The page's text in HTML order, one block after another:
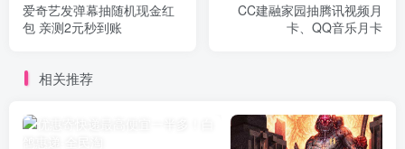
爱奇艺发弹幕抽随机现金红
包 亲测2元秒到账
CC建融家园抽腾讯视频月
卡、QQ音乐月卡
相关推荐